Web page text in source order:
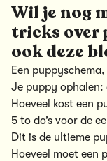
Wil je nog
tricks over
ook deze
Een
Je puppy ophalen:
Hoeveel kost een
5 to do’s voor de
Dit is de ultieme
Hoeveel moet een